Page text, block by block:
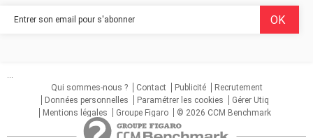
...
Qui sommes-nous ?
Contact Publicité
Recrutement
Données personnelles
Paramétrer les cookies
Gérer Utiq
Mentions légales
Groupe Figaro © 2026 CCM Benchmark